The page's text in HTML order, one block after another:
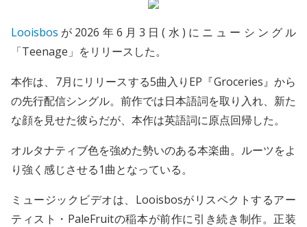
Looisbos が2026年6月3日(水)にニューシングル
「Teenage」をリリースした。
本作は、7月にリリースする5曲入りEP『Groceries』から
の先行配信シングル。前作では日本語詞を取り入れ、新た
な顔を見せた彼らだが、本作は英語詞に原点回帰した。
オルタナティブ色を強めた勢いのある本楽曲。ルーツをよ
り強く感じさせる1曲となっている。
ミュージックビデオは、Looisbosがリスペクトするアー
ティスト・PaleFruitの稲本が前作に引き続き制作。正装